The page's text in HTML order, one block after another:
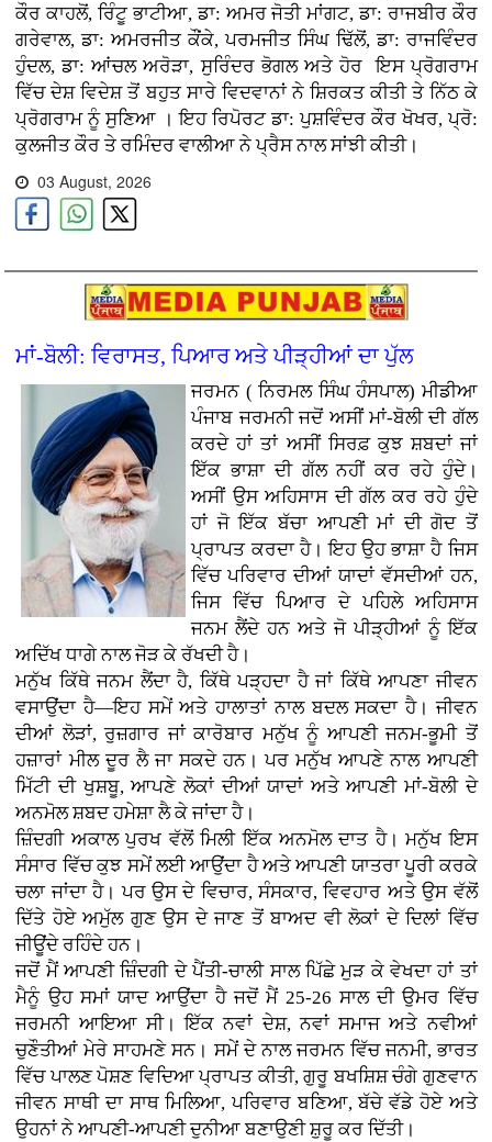
ਕੌਰ ਕਾਹਲੋਂ, ਰਿੰਟੂ ਭਾਟੀਆ, ਡਾ: ਅਮਰ ਜੋਤੀ ਮਾਂਗਟ, ਡਾ: ਰਾਜਬੀਰ ਕੌਰ
ਗਰੇਵਾਲ, ਡਾ: ਅਮਰਜੀਤ ਕੌਂਕੇ, ਪਰਮਜੀਤ ਸਿੰਘ ਢਿੱਲੋਂ, ਡਾ: ਰਾਜਵਿੰਦਰ
ਹੁੰਦਲ, ਡਾ: ਆਂਚਲ ਅਰੋੜਾ, ਸੁਰਿੰਦਰ ਭੋਗਲ ਅਤੇ ਹੋਰ ਇਸ ਪ੍ਰੋਗਰਾਮ
ਵਿੱਚ ਦੇਸ਼ ਵਿਦੇਸ਼ ਤੋਂ ਬਹੁਤ ਸਾਰੇ ਵਿਦਵਾਨਾਂ ਨੇ ਸ਼ਿਰਕਤ ਕੀਤੀ ਤੇ ਨਿੱਠ ਕੇ
ਪ੍ਰੋਗਰਾਮ ਨੂੰ ਸੁਣਿਆ । ਇਹ ਰਿਪੋਰਟ ਡਾ: ਪੁਸ਼ਵਿੰਦਰ ਕੌਰ ਖੋਖਰ, ਪ੍ਰੋ:
ਕੁਲਜੀਤ ਕੌਰ ਤੇ ਰਮਿੰਦਰ ਵਾਲੀਆ ਨੇ ਪ੍ਰੈਸ ਨਾਲ ਸਾਂਝੀ ਕੀਤੀ।
03 August, 2026
ਮਾਂ-ਬੋਲੀ: ਵਿਰਾਸਤ, ਪਿਆਰ ਅਤੇ ਪੀੜ੍ਹੀਆਂ ਦਾ ਪੁੱਲ
ਜਰਮਨ ( ਨਿਰਮਲ ਸਿੰਘ ਹੰਸਪਾਲ) ਮੀਡੀਆ
ਪੰਜਾਬ ਜਰਮਨੀ ਜਦੋਂ ਅਸੀਂ ਮਾਂ-ਬੋਲੀ ਦੀ ਗੱਲ
ਕਰਦੇ ਹਾਂ ਤਾਂ ਅਸੀਂ ਸਿਰਫ਼ ਕੁਝ ਸ਼ਬਦਾਂ ਜਾਂ
ਇੱਕ ਭਾਸ਼ਾ ਦੀ ਗੱਲ ਨਹੀਂ ਕਰ ਰਹੇ ਹੁੰਦੇ।
ਅਸੀਂ ਉਸ ਅਹਿਸਾਸ ਦੀ ਗੱਲ ਕਰ ਰਹੇ ਹੁੰਦੇ
ਹਾਂ ਜੋ ਇੱਕ ਬੱਚਾ ਆਪਣੀ ਮਾਂ ਦੀ ਗੋਦ ਤੋਂ
ਪ੍ਰਾਪਤ ਕਰਦਾ ਹੈ। ਇਹ ਉਹ ਭਾਸ਼ਾ ਹੈ ਜਿਸ
ਵਿੱਚ ਪਰਿਵਾਰ ਦੀਆਂ ਯਾਦਾਂ ਵੱਸਦੀਆਂ ਹਨ,
ਜਿਸ ਵਿੱਚ ਪਿਆਰ ਦੇ ਪਹਿਲੇ ਅਹਿਸਾਸ
ਜਨਮ ਲੈਂਦੇ ਹਨ ਅਤੇ ਜੋ ਪੀੜ੍ਹੀਆਂ ਨੂੰ ਇੱਕ
ਅਦਿੱਖ ਧਾਗੇ ਨਾਲ ਜੋੜ ਕੇ ਰੱਖਦੀ ਹੈ।
ਮਨੁੱਖ ਕਿੱਥੇ ਜਨਮ ਲੈਂਦਾ ਹੈ, ਕਿੱਥੇ ਪੜ੍ਹਦਾ ਹੈ ਜਾਂ ਕਿੱਥੇ ਆਪਣਾ ਜੀਵਨ
ਵਸਾਉਂਦਾ ਹੈ—ਇਹ ਸਮੇਂ ਅਤੇ ਹਾਲਾਤਾਂ ਨਾਲ ਬਦਲ ਸਕਦਾ ਹੈ। ਜੀਵਨ
ਦੀਆਂ ਲੋੜਾਂ, ਰੁਜ਼ਗਾਰ ਜਾਂ ਕਾਰੋਬਾਰ ਮਨੁੱਖ ਨੂੰ ਆਪਣੀ ਜਨਮ-ਭੂਮੀ ਤੋਂ
ਹਜ਼ਾਰਾਂ ਮੀਲ ਦੂਰ ਲੈ ਜਾ ਸਕਦੇ ਹਨ। ਪਰ ਮਨੁੱਖ ਆਪਣੇ ਨਾਲ ਆਪਣੀ
ਮਿੱਟੀ ਦੀ ਖੁਸ਼ਬੂ, ਆਪਣੇ ਲੋਕਾਂ ਦੀਆਂ ਯਾਦਾਂ ਅਤੇ ਆਪਣੀ ਮਾਂ-ਬੋਲੀ ਦੇ
ਅਨਮੋਲ ਸ਼ਬਦ ਹਮੇਸ਼ਾ ਲੈ ਕੇ ਜਾਂਦਾ ਹੈ।
ਜ਼ਿੰਦਗੀ ਅਕਾਲ ਪੁਰਖ ਵੱਲੋਂ ਮਿਲੀ ਇੱਕ ਅਨਮੋਲ ਦਾਤ ਹੈ। ਮਨੁੱਖ ਇਸ
ਸੰਸਾਰ ਵਿੱਚ ਕੁਝ ਸਮੇਂ ਲਈ ਆਉਂਦਾ ਹੈ ਅਤੇ ਆਪਣੀ ਯਾਤਰਾ ਪੂਰੀ ਕਰਕੇ
ਚਲਾ ਜਾਂਦਾ ਹੈ। ਪਰ ਉਸ ਦੇ ਵਿਚਾਰ, ਸੰਸਕਾਰ, ਵਿਵਹਾਰ ਅਤੇ ਉਸ ਵੱਲੋਂ
ਦਿੱਤੇ ਹੋਏ ਅਮੁੱਲ ਗੁਣ ਉਸ ਦੇ ਜਾਣ ਤੋਂ ਬਾਅਦ ਵੀ ਲੋਕਾਂ ਦੇ ਦਿਲਾਂ ਵਿੱਚ
ਜੀਊਂਦੇ ਰਹਿੰਦੇ ਹਨ।
ਜਦੋਂ ਮੈਂ ਆਪਣੀ ਜ਼ਿੰਦਗੀ ਦੇ ਪੈਂਤੀ-ਚਾਲੀ ਸਾਲ ਪਿੱਛੇ ਮੁੜ ਕੇ ਵੇਖਦਾ ਹਾਂ ਤਾਂ
ਮੈਨੂੰ ਉਹ ਸਮਾਂ ਯਾਦ ਆਉਂਦਾ ਹੈ ਜਦੋਂ ਮੈਂ 25-26 ਸਾਲ ਦੀ ਉਮਰ ਵਿੱਚ
ਜਰਮਨੀ ਆਇਆ ਸੀ। ਇੱਕ ਨਵਾਂ ਦੇਸ਼, ਨਵਾਂ ਸਮਾਜ ਅਤੇ ਨਵੀਆਂ
ਚੁਣੌਤੀਆਂ ਮੇਰੇ ਸਾਹਮਣੇ ਸਨ। ਸਮੇਂ ਦੇ ਨਾਲ ਜਰਮਨ ਵਿੱਚ ਜਨਮੀ, ਭਾਰਤ
ਵਿੱਚ ਪਾਲਣ ਪੋਸ਼ਣ ਵਿਦਿਆ ਪ੍ਰਾਪਤ ਕੀਤੀ, ਗੁਰੂ ਬਖਸ਼ਿਸ਼ ਚੰਗੇ ਗੁਣਵਾਨ
ਜੀਵਨ ਸਾਥੀ ਦਾ ਸਾਥ ਮਿਲਿਆ, ਪਰਿਵਾਰ ਬਣਿਆ, ਬੱਚੇ ਵੱਡੇ ਹੋਏ ਅਤੇ
ਉਹਨਾਂ ਨੇ ਆਪਣੀ-ਆਪਣੀ ਦੁਨੀਆ ਬਣਾਉਣੀ ਸ਼ੁਰੂ ਕਰ ਦਿੱਤੀ।